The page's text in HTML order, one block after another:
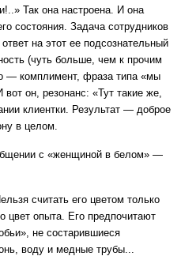
Так она настроена. И она
состояния. Задача сотрудников
на этот ее подсознательный
(чуть больше, чем к прочим
— комплимент, фраза типа «мы
он, резонанс: «Тут такие же,
клиентки. Результат — доброе
в целом.
с «женщиной в белом» —
считать его цветом только
цвет опыта. Его предпочитают
не состарившиеся
воду и медные трубы...